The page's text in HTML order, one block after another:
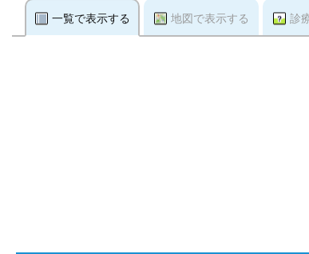
一覧で表示する 地図で表示する 診